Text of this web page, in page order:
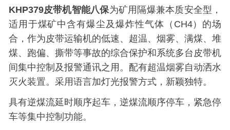
KHP379皮带机智能八保为矿用隔爆兼本质安全型，
适用于煤矿中含有爆尘及爆炸性气体（ CH4）的场
合，作为皮带运输机的低速、超温、烟雾、满煤、堆
煤、跑偏、撕带等事故的综合保护和系统多台皮带机
间集中控制及报警通讯之用。配有超温烟雾自动洒水
灭火装置。采用语言加灯光报警方式，新颖独特。
具有逆煤流延时顺序起车，逆煤流顺序停车，紧急停
车等集中控制功能。